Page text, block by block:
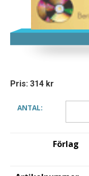
Pris: 314 kr
ANTAL:
Förlag